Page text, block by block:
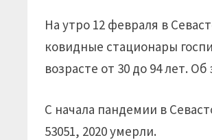
На утро 12 февраля в
ковидные стационары
возрасте от 30 до 94 лет.
С начала пандемии в
53051, 2020 умерли.